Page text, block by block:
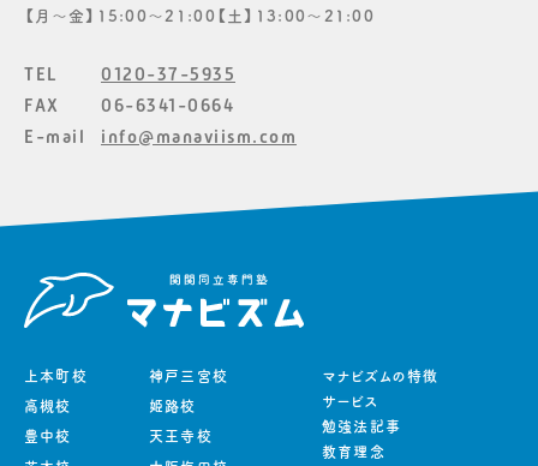
【月〜金】15:00〜21:00【土】13:00〜21:00
TEL
0120-37-5935
FAX
06-6341-0664
E-mail
info@manaviism.com
上本町校
高槻校
豊中校
神戸三宮校
姫路校
天王寺校
マナビズムの特徴
サービス
勉強法記事
教育理念